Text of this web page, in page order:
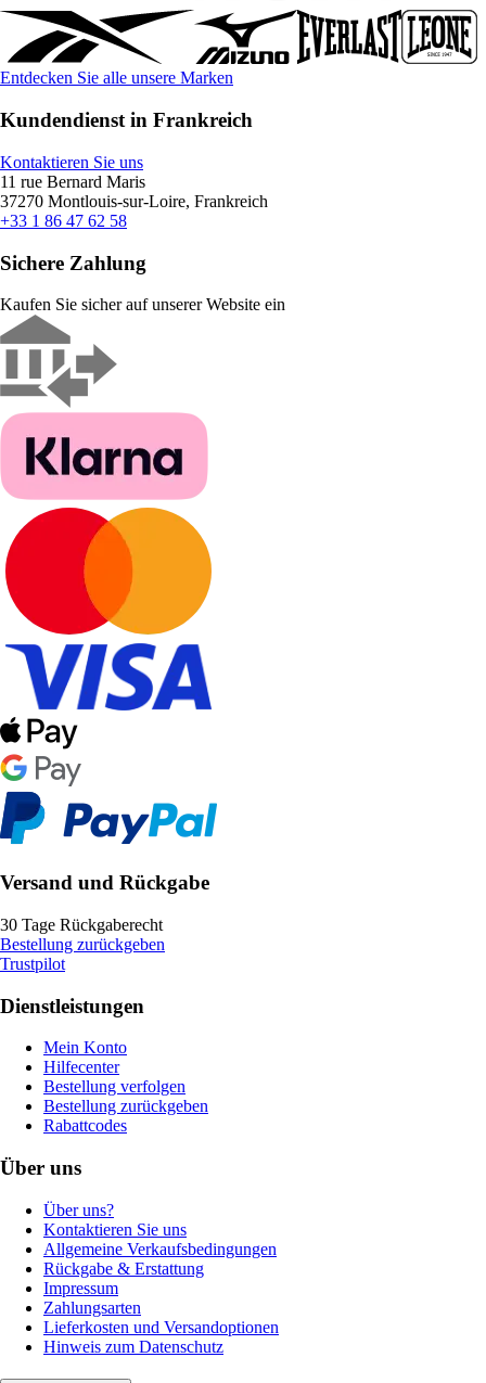
Entdecken Sie alle unsere Marken
Kundendienst in Frankreich
Kontaktieren Sie uns
11 rue Bernard Maris
37270 Montlouis-sur-Loire, Frankreich
+33 1 86 47 62 58
Sichere Zahlung
Kaufen Sie sicher auf unserer Website ein
Versand und Rückgabe
30 Tage Rückgaberecht
Bestellung zurückgeben
Trustpilot
Dienstleistungen
Mein Konto
Hilfecenter
Bestellung verfolgen
Bestellung zurückgeben
Rabattcodes
Über uns
Über uns?
Kontaktieren Sie uns
Allgemeine Verkaufsbedingungen
Rückgabe & Erstattung
Impressum
Zahlungsarten
Lieferkosten und Versandoptionen
Hinweis zum Datenschutz